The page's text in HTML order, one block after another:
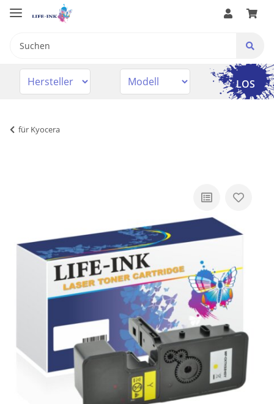
LOS
für Kyocera